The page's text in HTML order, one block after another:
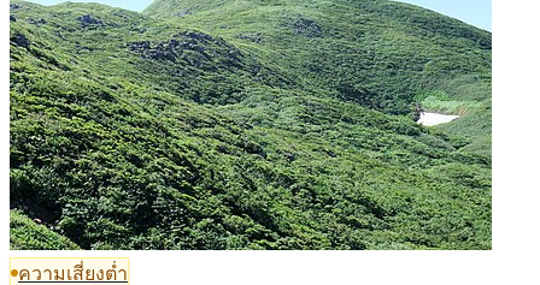
ความเสี่ยงต่ำ